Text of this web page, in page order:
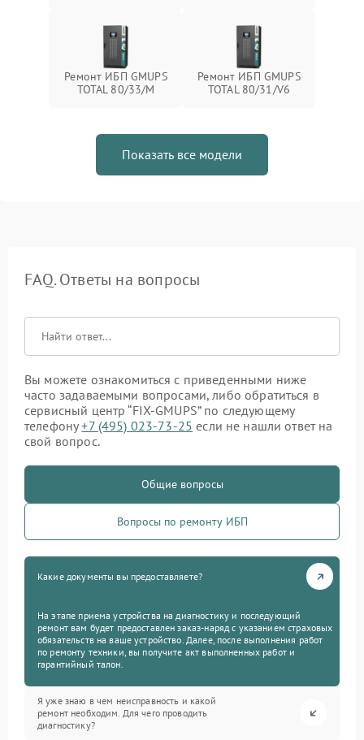
Ремонт ИБП GMUPS
TOTAL 80/33/M
Ремонт ИБП GMUPS
TOTAL 80/31/V6
Показать все модели
FAQ. Ответы на вопросы
Вы можете ознакомиться с приведенными ниже
часто задаваемыми вопросами, либо обратиться в
сервисный центр “FIX-GMUPS” по следующему
телефону+7 (495) 023-73-25 если не нашли ответ на
свой вопрос.
Общие вопросы
Вопросы по ремонту ИБП
Какие документы вы предоставляете?
На этапе приема устройства на диагностику и последующий
ремонт вам будет предоставлен заказ-наряд с указанием страховых
обязательств на ваше устройство. Далее, после выполнения работ
по ремонту техники, вы получите акт выполненных работ и
гарантийный талон.
Я уже знаю в чем неисправность и какой
ремонт необходим. Для чего проводить
диагностику?